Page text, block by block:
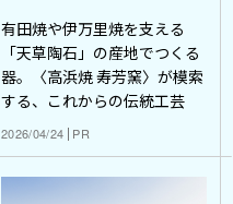
有田焼や伊万里焼を支える
「天草陶石」の産地でつくる
器。〈高浜焼 寿芳窯〉が模索
する、これからの伝統工芸
2026/04/24 PR